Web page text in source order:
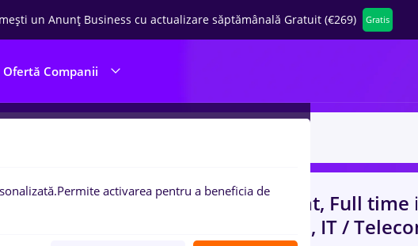
un Anunț Business cu actualizare săptămânală Gratuit (€269) Gratis
Ofertă Companii
0locuri de muncacu salarii avocat, Full time
Banci, IT /
Permite activarea pentru a beneficia de